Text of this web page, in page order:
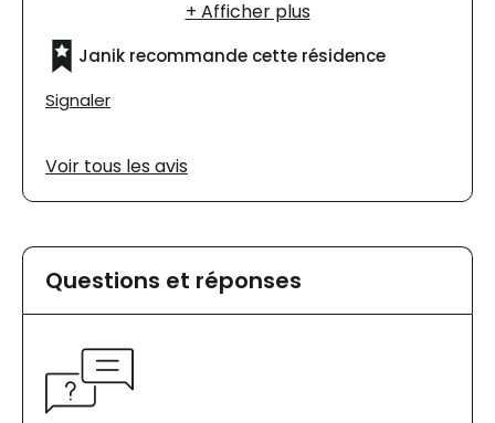
Janik recommande cette résidence
Signaler
Voir tous les avis
Questions et réponses